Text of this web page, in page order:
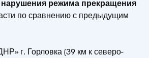
нарушения режима прекращения
по сравнению с предыдущим
г. Горловка (39 км к северо-